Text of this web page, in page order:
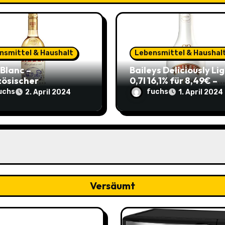
& Haushalt
–
0,75l 11,82€
4,17€ im Sparabo
2. April 2024
Lebensmittel &
Baileys Deliciously
0,7l 16,1% für 8,49€ –
Leichter Genuss für
Sommerparty (ehem.
14,99€)
fuchs 1. April 2024
Versäumt